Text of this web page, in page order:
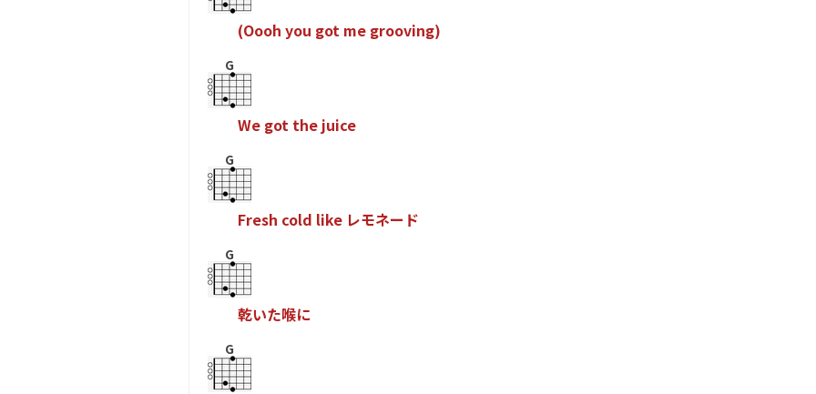
(Oooh you got me grooving)
G
We got the juice
G
Fresh cold like レモネー ド
G
乾いた喉に
G